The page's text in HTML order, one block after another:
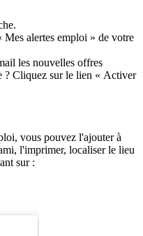
alertes emploi » de votre
les nouvelles offres
? Cliquez sur le lien « Activer
vous pouvez l'ajouter à
l'imprimer, localiser le lieu
sur :